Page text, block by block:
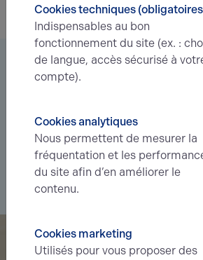
Vous êtes à la
Déléguez votre projetà nos experts et
nouvelles offres enavant-première
recherche.
Je souhaite déléguer ma
Cookies techniques
Indispensables au bon
fonctionnement du site (ex. :
de langue, accès sécurisé à
compte).
Cookies analytiques
Nous permettent de mesurer la
fréquentation et les
du site afin d’en améliorer le
contenu.
Cookies marketing
Utilisés pour vous proposer des